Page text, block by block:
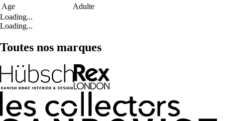
Age
Adulte
Loading...
Loading...
Toutes nos marques